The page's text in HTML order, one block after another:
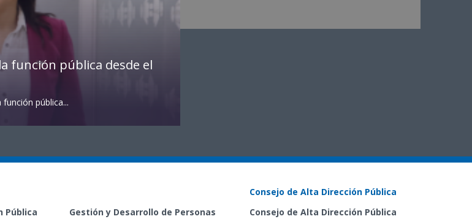
función pública desde el
pública...
Pública
Gestión y Desarrollo de Personas
Consejo de Alta Dirección Pública
Consejo de Alta Dirección Pública